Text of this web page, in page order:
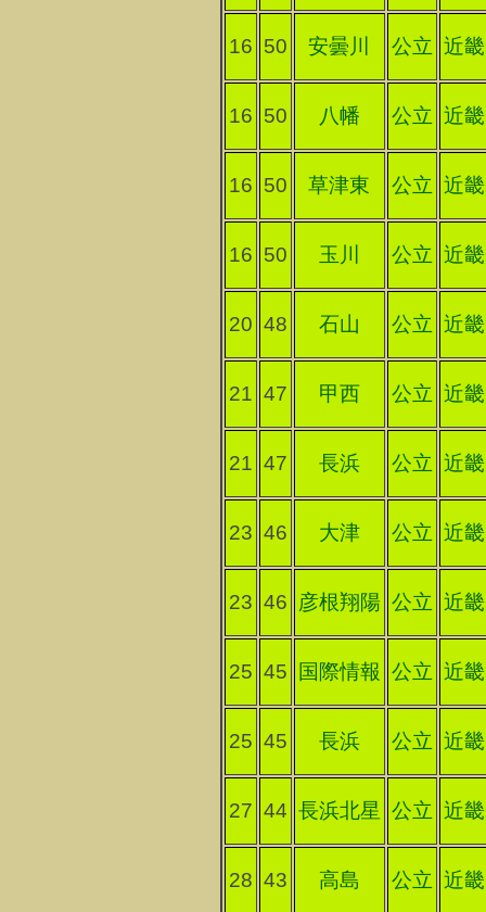
16 50 安曇川 公立 近畿
16 50 八幡 公立 近畿
16 50 草津東 公立 近畿
16 50 玉川 公立 近畿
20 48 石山 公立 近畿
21 47 甲西 公立 近畿
21 47 長浜 公立 近畿
23 46 大津 公立 近畿
23 46 彦根翔陽 公立 近畿
25 45 国際情報 公立 近畿
25 45 長浜 公立 近畿
27 44 長浜北星 公立 近畿
28 43 高島 公立 近畿